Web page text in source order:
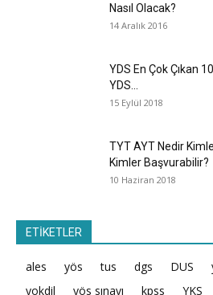
Nasıl Olacak?
14 Aralık 2016
YDS En Çok Çıkan
YDS...
15 Eylül 2018
TYT AYT Nedir
Kimler Başvurabilir?
10 Haziran 2018
ETİKETLER
ales yös tus dgs DUS
yokdil
yös sınavı kpss YKS